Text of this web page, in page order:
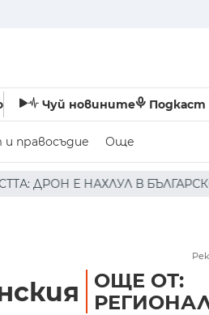
Чуй новините Подкаст
правосъдие Още
ВЪЗДУШНО
ОЩЕ ОТ: